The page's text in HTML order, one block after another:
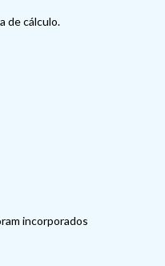
de cálculo.
incorporados